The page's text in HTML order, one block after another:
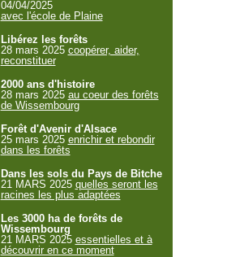
04/04/2025
avec l'école de Plaine
Libérez les forêts
28 mars 2025 coopérer, aider,
reconstituer
2000 ans d'histoire
28 mars 2025 au coeur des forêts
de Wissembourg
Forêt d'Avenir d'Alsace
25 mars 2025 enrichir et rebondir
dans les forêts
Dans les sols du Pays de Bitche
21 MARS 2025 quelles seront les
racines les plus adaptées
Les 3000 ha de forêts de
Wissembourg
21 MARS 2025 essentielles et à
découvrir en ce moment